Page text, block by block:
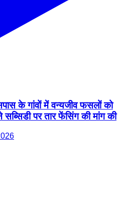
के गांवों में वन्यजीव फसलों को
पर तार फेंसिंग की मांग की